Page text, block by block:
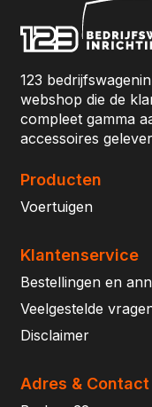
123
webshop die de
compleet gamma
accessoires
Producten
Voertuigen
Klantenservice
Bestellingen en
Veelgestelde
Disclaimer
Adres & Contact